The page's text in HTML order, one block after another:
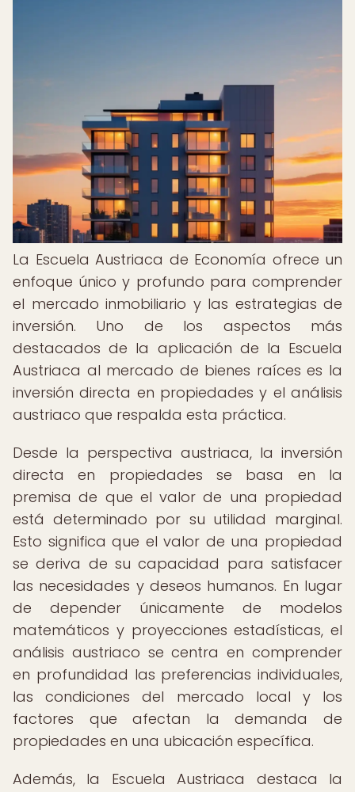
La Escuela Austriaca de Economía ofrece un
enfoque único y profundo para comprender
el mercado inmobiliario y las estrategias de
inversión. Uno de los aspectos más
destacados de la aplicación de la Escuela
Austriaca al mercado de bienes raíces es la
inversión directa en propiedades y el análisis
austriaco que respalda esta práctica.
Desde la perspectiva austriaca, la inversión
directa en propiedades se basa en la
premisa de que el valor de una propiedad
está determinado por su utilidad marginal.
Esto significa que el valor de una propiedad
se deriva de su capacidad para satisfacer
las necesidades y deseos humanos. En lugar
de depender únicamente de modelos
matemáticos y proyecciones estadísticas, el
análisis austriaco se centra en comprender
en profundidad las preferencias individuales,
las condiciones del mercado local y los
factores que afectan la demanda de
propiedades en una ubicación específica.
Además, la Escuela Austriaca destaca la